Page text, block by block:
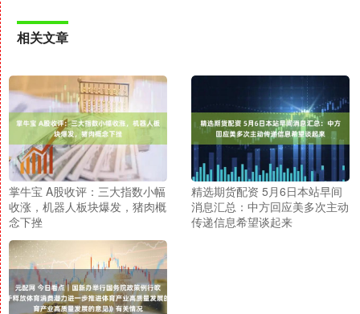
相关文章
掌牛宝 A股收评：三大指数小幅
收涨，机器人板块爆发，猪肉概
念下挫
精选期货配资 5月6日本站早间
消息汇总：中方回应美多次主动
传递信息希望谈起来